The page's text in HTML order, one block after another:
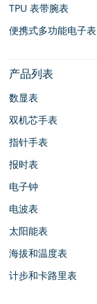
TPU 表带腕表
便携式多功能电子表
产品列表
数显表
双机芯手表
指针手表
报时表
电子钟
电波表
太阳能表
海拔和温度表
计步和卡路里表